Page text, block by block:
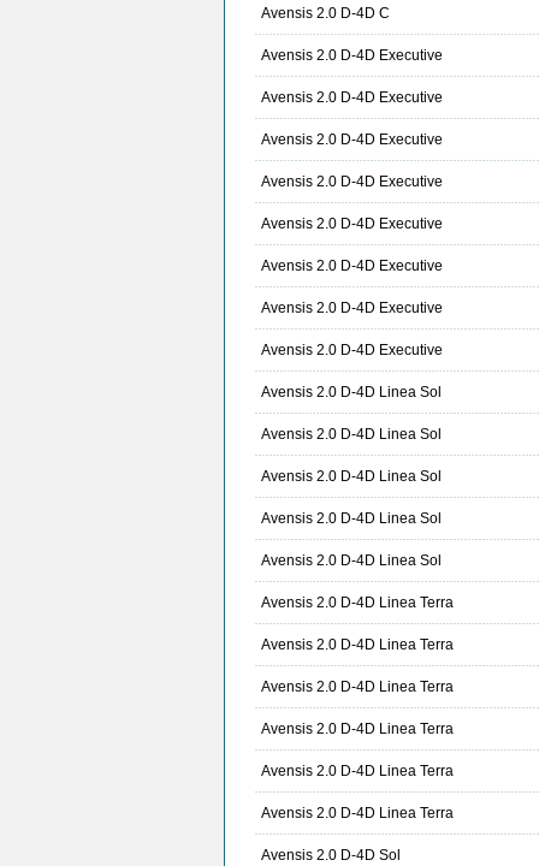
Avensis 2.0 D-4D C
Avensis 2.0 D-4D Executive
Avensis 2.0 D-4D Executive
Avensis 2.0 D-4D Executive
Avensis 2.0 D-4D Executive
Avensis 2.0 D-4D Executive
Avensis 2.0 D-4D Executive
Avensis 2.0 D-4D Executive
Avensis 2.0 D-4D Executive
Avensis 2.0 D-4D Linea Sol
Avensis 2.0 D-4D Linea Sol
Avensis 2.0 D-4D Linea Sol
Avensis 2.0 D-4D Linea Sol
Avensis 2.0 D-4D Linea Sol
Avensis 2.0 D-4D Linea Terra
Avensis 2.0 D-4D Linea Terra
Avensis 2.0 D-4D Linea Terra
Avensis 2.0 D-4D Linea Terra
Avensis 2.0 D-4D Linea Terra
Avensis 2.0 D-4D Linea Terra
Avensis 2.0 D-4D Sol